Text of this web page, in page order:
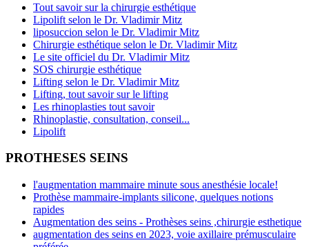
Tout savoir sur la chirurgie esthétique
Lipolift selon le Dr. Vladimir Mitz
liposuccion selon le Dr. Vladimir Mitz
Chirurgie esthétique selon le Dr. Vladimir Mitz
Le site officiel du Dr. Vladimir Mitz
SOS chirurgie esthétique
Lifting selon le Dr. Vladimir Mitz
Lifting, tout savoir sur le lifting
Les rhinoplasties tout savoir
Rhinoplastie, consultation, conseil...
Lipolift
PROTHESES SEINS
l'augmentation mammaire minute sous anesthésie locale!
Prothèse mammaire-implants silicone, quelques notions
rapides
Augmentation des seins - Prothèses seins ,chirurgie esthetique
augmentation des seins en 2023, voie axillaire prémusculaire